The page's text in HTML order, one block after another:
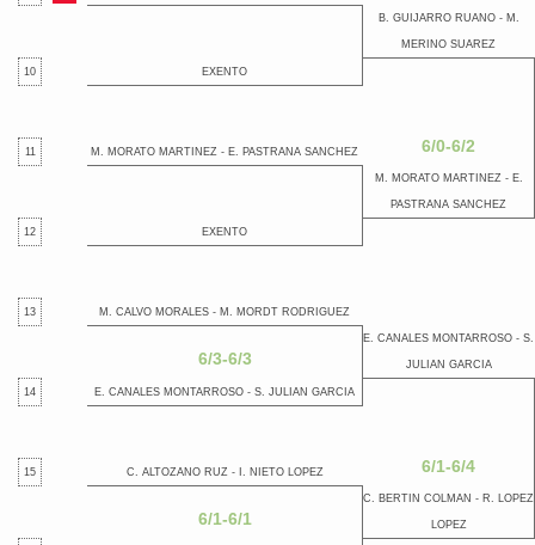
B. GUIJARRO RUANO - M.
MERINO SUAREZ
10 EXENTO
6/0-6/2
11 M. MORATO MARTINEZ - E. PASTRANA SANCHEZ
M. MORATO MARTINEZ - E.
PASTRANA SANCHEZ
12 EXENTO
13 M. CALVO MORALES - M. MORDT RODRIGUEZ
6/3-6/3
E. CANALES MONTARROSO - S.
JULIAN GARCIA
14 E. CANALES MONTARROSO - S. JULIAN GARCIA
6/1-6/4
15 C. ALTOZANO RUZ - I. NIETO LOPEZ
6/1-6/1
C. BERTIN COLMAN - R. LOPEZ
LOPEZ